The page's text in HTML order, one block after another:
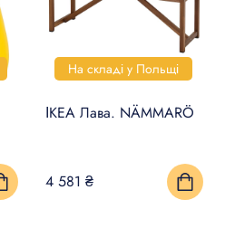
На складі у Польщі
ІКЕА Лава. NÄMMARÖ
4 581 ₴